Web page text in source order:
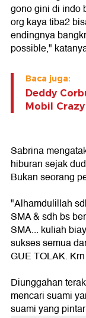
gono gini di indo
org kaya tiba2
endingnya
possible,"
Baca juga:
Deddy
Mobil
Sabrina
hiburan sejak
Bukan seorang
"Alhamdulillah
SMA & sdh bs
SMA... kuliah
sukses semua
GUE TOLAK.
Diunggahan
mencari suami
suami yang